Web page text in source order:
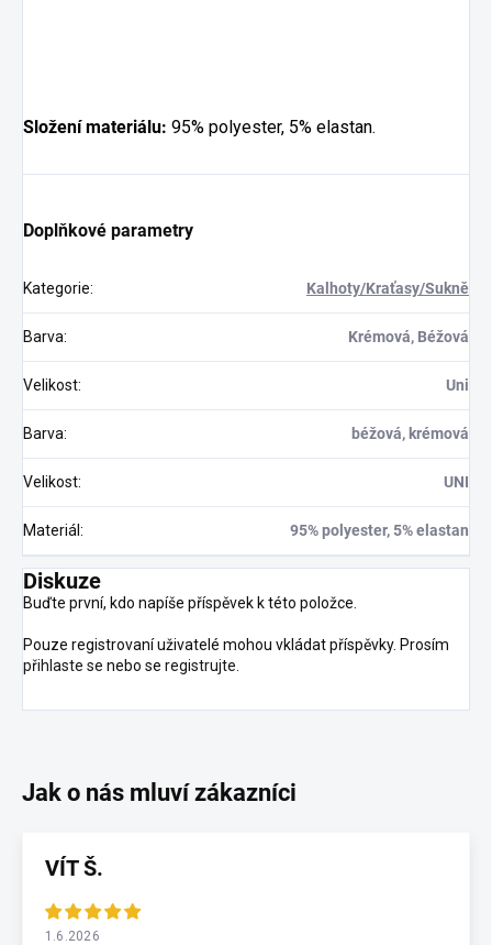
Složení materiálu: 95% polyester, 5% elastan.
Doplňkové parametry
Kategorie: Kalhoty/Kraťasy/Sukně
Barva: Krémová, Béžová
Velikost: Uni
Barva: béžová, krémová
Velikost: UNI
Materiál : 95% polyester, 5% elastan
Diskuze
Buďte první, kdo napíše příspěvek k této položce.
Pouze registrovaní uživatelé mohou vkládat příspěvky. Prosím
přihlaste se nebo se registrujte
VÍT Š.
1.6.2026